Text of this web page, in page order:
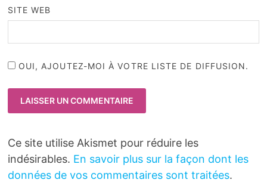
SITE WEB
OUI, AJOUTEZ-MOI À VOTRE LISTE DE DIFFUSION.
Ce site utilise Akismet pour réduire les
indésirables. En savoir plus sur la façon dont les
données de vos commentaires sont traitées.